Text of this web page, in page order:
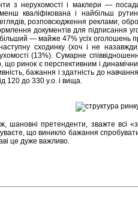
з нерухомості і маклери —
кваліфікована і найбільш
розповсюдження реклами,
документів для підписання
— майже 47% усіх оголошень
сходинку (хоч і не
(13%). Сумарне
що ринок є перспективним і
бажання і здатність до
120 до 330 у.о. і вища.
шановні претенденти, зважте всі
що виникло бажання
це дуже важливо.